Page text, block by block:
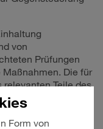
von
Prüfungen
Die für
Teile des
Des Weiteren
eine
Form von